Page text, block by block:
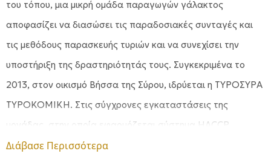
του τόπου, μια μικρή ομάδα παραγωγών γάλακτος
αποφασίζει να διασώσει τις παραδοσιακές συνταγές και
τις μεθόδους παρασκευής τυριών και να συνεχίσει την
υποστήριξη της δραστηριότητάς τους. Συγκεκριμένα το
2013, στον οικισμό Βήσσα της Σύρου, ιδρύεται η ΤΥΡΟΣΥΡΑ
ΤΥΡΟΚΟΜΙΚΗ. Στις σύγχρονες εγκαταστάσεις της
μονάδας, στην οποία εφαρμόζεται σύστημα HACCP,
παράγεται μία γκάμα προϊόντων, ΠΟΠ και μη,
Διάβασε Περισσότερα